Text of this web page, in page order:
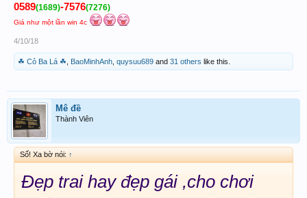
0589(1689)-7576(7276)
Giá như một lần win 4c
4/10/18
☘ Cỏ Ba Lá ☘ BaoMinhAnh quysuu689 and 31 others like this.
Mê đề
Thành Viên
Số! Xa bờ nói: ↑
Đẹp trai hay đẹp gái ,cho chơi